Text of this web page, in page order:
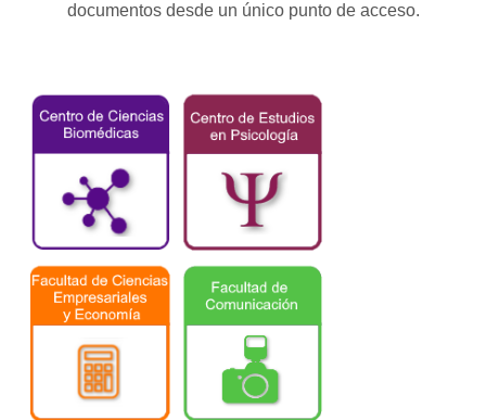
documentos desde un único punto de acceso.